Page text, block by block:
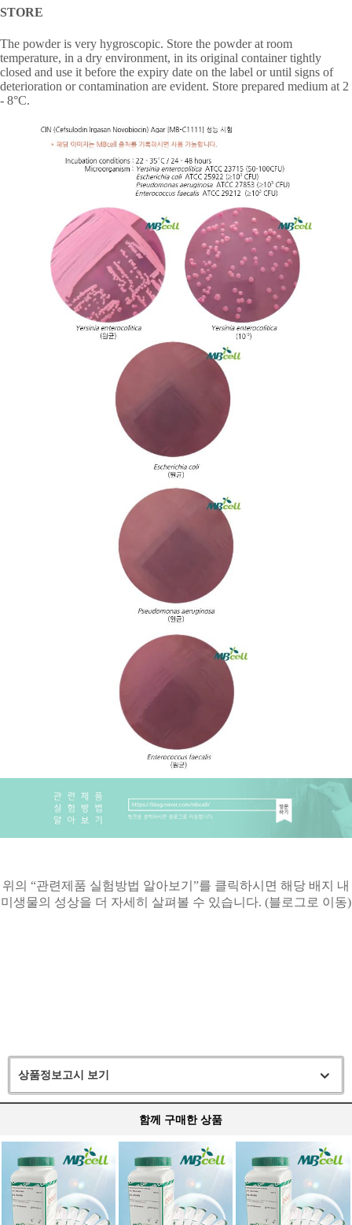
STORE
The powder is very hygroscopic. Store the powder at room
temperature, in a dry environment, in its original container tightly
closed and use it before the expiry date on the label or until signs of
deterioration or contamination are evident. Store prepared medium at 2
- 8°C.
위의 “관련제품 실험방법 알아보기 ”를 클릭하시면 해당 배지 내
미생물의 성상을 더 자세히 살펴볼 수 있습니다. (블로그로 이동)
상품정보고시 보기
함께 구매한 상품